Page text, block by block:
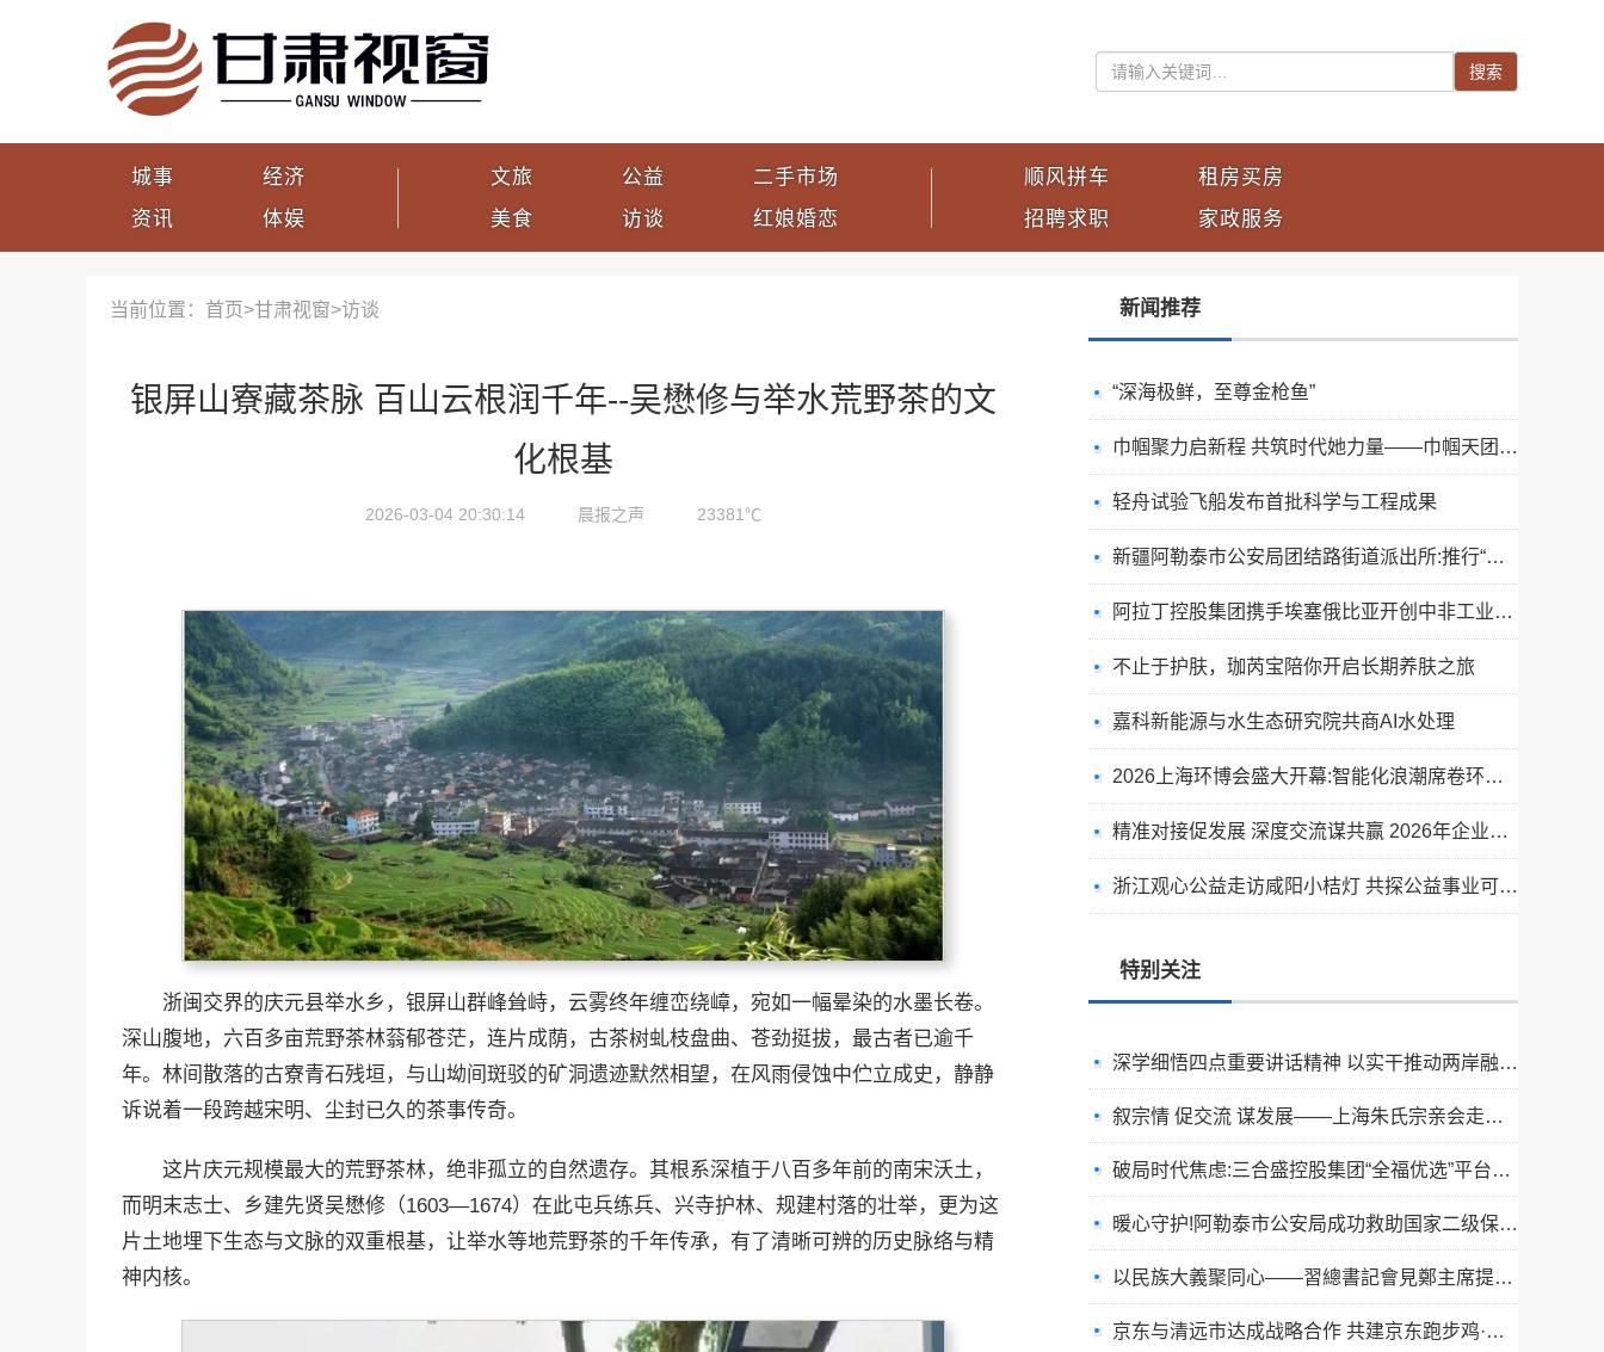
搜索
城事
资讯
经济
体娱
文旅
美食
公益
访谈
二手市场
红娘婚恋
顺风拼车
招聘求职
租房买房
家政服务
当前位置：首页>甘肃视窗>访谈
银屏山寮藏茶脉 百山云根润千年--吴懋修与举水荒野茶的文
化根基
2026-03-04 20:30:14 晨报之声 23381℃
浙闽交界的庆元县举水乡，银屏山群峰耸峙，云雾终年缠峦绕嶂，宛如一幅晕染的水墨长卷。
深山腹地，六百多亩荒野茶林蓊郁苍茫，连片成荫，古茶树虬枝盘曲、苍劲挺拔，最古者已逾千
年。林间散落的古寮青石残垣，与山坳间斑驳的矿洞遗迹默然相望，在风雨侵蚀中伫立成史，静静
诉说着一段跨越宋明、尘封已久的茶事传奇。
这片庆元规模最大的荒野茶林，绝非孤立的自然遗存。其根系深植于八百多年前的南宋沃土，
而明末志士、乡建先贤吴懋修（1603—1674）在此屯兵练兵、兴寺护林、规建村落的壮举，更为这
片土地埋下生态与文脉的双重根基，让举水等地荒野茶的千年传承，有了清晰可辨的历史脉络与精
神内核。
新闻推荐
“深海极鲜，至尊金枪鱼”
巾帼聚力启新程 共筑时代她力量——巾帼天团第四次组委会筹备会圆满举办
轻舟试验飞船发布首批科学与工程成果
新疆阿勒泰市公安局团结路街道派出所:推行“五步”工作法 打造新时代“枫”景线
阿拉丁控股集团携手埃塞俄比亚开创中非工业农业合作新篇章
不止于护肤，珈芮宝陪你开启长期养肤之旅
嘉科新能源与水生态研究院共商AI水处理
2026上海环博会盛大开幕:智能化浪潮席卷环保产业
精准对接促发展 深度交流谋共赢 2026年企业投融资交流活动第二期圆满举行
浙江观心公益走访咸阳小桔灯 共探公益事业可持续发展新路径
特别关注
出圈·出山·出海的福临瑶浴
天空实业与香港理工大学筹建载人通航飞机研究院
叙宗情 促交流 谋发展——上海朱氏宗亲会走进上海晨烨家具有限公司
破局时代焦虑:三合盛控股集团“全福优选”平台正式启航
暖心守护!阿勒泰市公安局成功救助国家二级保护动物黑鸢
以民族大義聚同心——習總書記會見鄭主席提出兩岸關系四點重要意見
京东与清远市达成战略合作 共建京东跑步鸡·清远鸡标准体系
“丝路茶歇”首秀景德镇:一次马中文化交流,多重收获与回响